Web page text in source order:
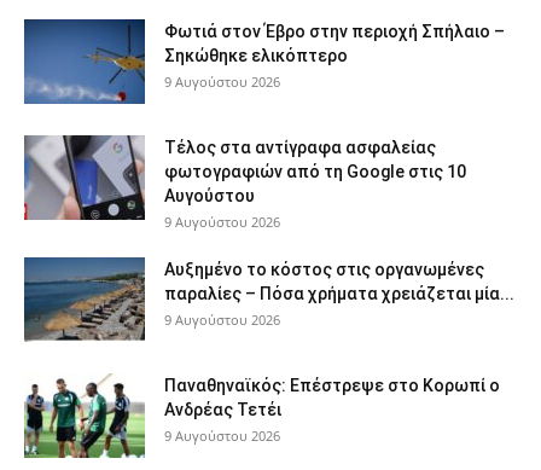
Φωτιά στον Έβρο στην περιοχή Σπήλαιο –
Σηκώθηκε ελικόπτερο
9 Αυγούστου 2026
Τέλος στα αντίγραφα ασφαλείας
φωτογραφιών από τη Google στις 10
Αυγούστου
9 Αυγούστου 2026
Αυξημένο το κόστος στις οργανωμένες
παραλίες – Πόσα χρήματα χρειάζεται μία...
9 Αυγούστου 2026
Παναθηναϊκός: Επέστρεψε στο Κορωπί ο
Ανδρέας Τετέι
9 Αυγούστου 2026